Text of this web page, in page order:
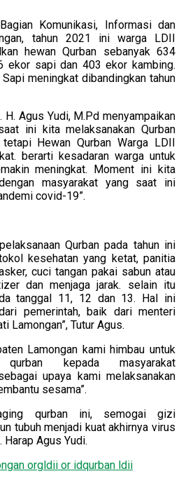
Komunikasi, Informasi dan
tahun 2021 ini warga LDII
hewan Qurban sebanyak 634
ekor sapi dan 403 ekor kambing.
meningkat dibandingkan tahun
Agus Yudi, M.Pd menyampaikan
ini kita melaksanakan Qurban
Hewan Qurban Warga LDII
berarti kesadaran warga untuk
meningkat. Moment ini kita
masyarakat yang saat ini
covid-19”.
Qurban pada tahun ini
kesehatan yang ketat, panitia
cuci tangan pakai sabun atau
dan menjaga jarak. selain itu
tanggal 11, 12 dan 13. Hal ini
pemerintah, baik dari menteri
Lamongan”, Tutur Agus.
Lamongan kami himbau untuk
kepada masyarakat
upaya kami melaksanakan
sesama”.
qurban ini, semogai gizi
tubuh menjadi kuat akhirnya virus
Agus Yudi.
orgldii or idqurban ldii